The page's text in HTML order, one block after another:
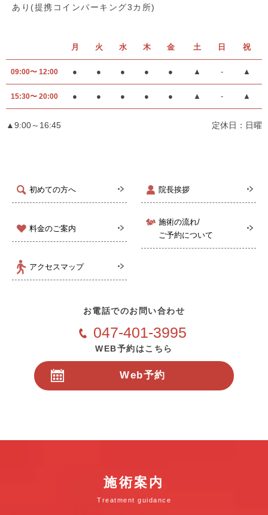
初めての方へ 院長挨拶
料金のご案内
施術の流れ/
ご予約について
アクセスマップ
あり(提携コインパーキング3カ所)
月 火 水 木 金 土 日 祝
09:00〜 12:00 ● ● ● ● ● ▲ - ▲
15:30〜 20:00 ● ● ● ● ● ▲ - ▲
▲9:00～16:45 定休日：日曜
お電話でのお問い合わせ
047-401-3995
WEB予約はこちら
Web予約
施術案内
Treatment guidance